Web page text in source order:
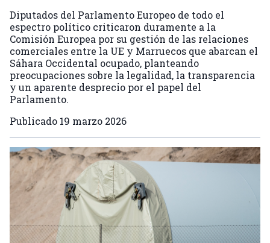
Diputados del Parlamento Europeo de todo el
espectro político criticaron duramente a la
Comisión Europea por su gestión de las relaciones
comerciales entre la UE y Marruecos que abarcan el
Sáhara Occidental ocupado, planteando
preocupaciones sobre la legalidad, la transparencia
y un aparente desprecio por el papel del
Parlamento.
Publicado 19 marzo 2026